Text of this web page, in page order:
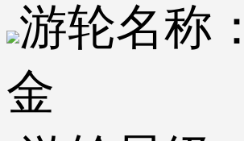
游轮名称：
金